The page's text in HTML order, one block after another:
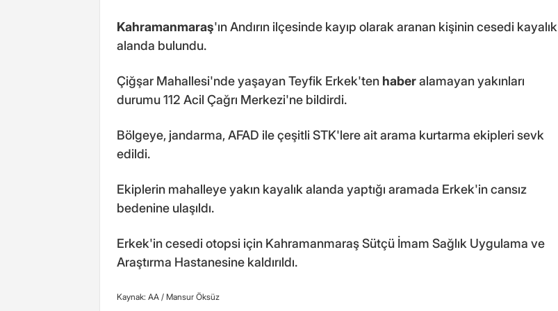
Kahramanmaraş'ın Andırın ilçesinde kayıp olarak aranan kişinin cesedi kayalık
alanda bulundu.
Çiğşar Mahallesi'nde yaşayan Teyfik Erkek'ten haberalamayan yakınları
durumu 112 Acil Çağrı Merkezi'ne bildirdi.
Bölgeye, jandarma, AFAD ile çeşitli STK'lere ait arama kurtarma ekipleri sevk
edildi.
Ekiplerin mahalleye yakın kayalık alanda yaptığı aramada Erkek'in cansız
bedenine ulaşıldı.
Erkek'in cesedi otopsi için Kahramanmaraş Sütçü İmam Sağlık Uygulama ve
Araştırma Hastanesine kaldırıldı.
Kaynak: AA / Mansur Öksüz